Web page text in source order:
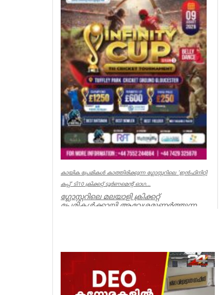
കായിക പ്രേമികള്‍ കാത്തിരിക്കുന്ന ഗ്ലോസ്റ്ററിലെ 'ഇന്‍ഫിനിറ്റി
കപ്പ്' ടി10 ക്രിക്കറ്റ് ടൂര്‍ണമെന്റ് ഓഗ...
ഗ്ലോസ്റ്ററിലെ മലയാളി ക്രിക്കറ്റ്
പ്രേമികള്‍ക്കായി ആവേശമുണര്‍ത്തുന്ന